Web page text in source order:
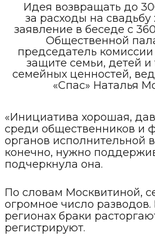
Идея возвращать до
за расходы на свадьбу
заявление в беседе с
Общественной
председатель
защите семьи, детей
семейных ценностей,
«Спас» Наталья
«Инициатива хорошая,
среди общественников и
органов исполнительной
конечно, нужно
подчеркнула она.
По словам Москвитиной,
огромное число разводов.
регионах браки
регистрируют.